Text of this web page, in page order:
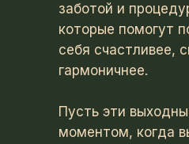
заботой и
которые помогут
себя счастливее,
гармоничнее.
Пусть эти
моментом, когда